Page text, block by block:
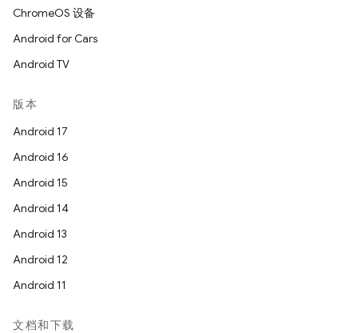
ChromeOS 设备
Android for Cars
Android TV
版本
Android 17
Android 16
Android 15
Android 14
Android 13
Android 12
Android 11
文档和下载